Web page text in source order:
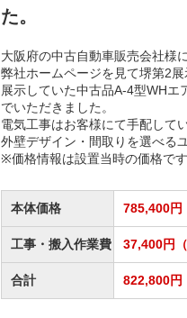
た。
大阪府の中古自動車販売会社様
弊社ホームページを見て堺第2
展示していた中古品A-4型WH
でいただきました。
電気工事はお客様にて手配して
外壁デザイン・間取りを選べる
※価格情報は設置当時の価格です
本体価格 785,400円
工事・搬入作業費 37,400円（
合計 822,800円